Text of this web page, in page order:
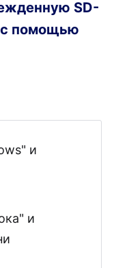
SD-
с помощью
и
и